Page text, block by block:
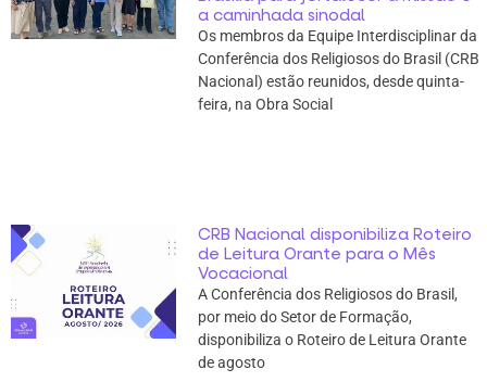
a caminhada sinodal
Os membros da Equipe Interdisciplinar da
Conferência dos Religiosos do Brasil (CRB
Nacional) estão reunidos, desde quinta-
feira, na Obra Social
CRB Nacional disponibiliza Roteiro
de Leitura Orante para o Mês
Vocacional
A Conferência dos Religiosos do Brasil,
por meio do Setor de Formação,
disponibiliza o Roteiro de Leitura Orante
de agosto